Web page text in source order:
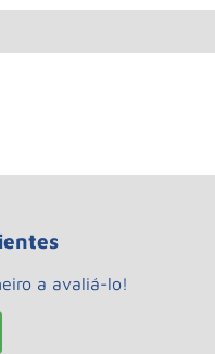
a avaliá-lo!